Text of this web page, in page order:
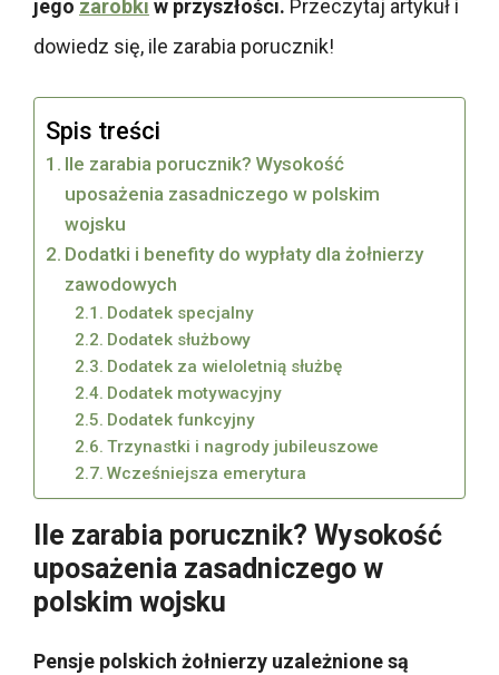
jego zarobki w przyszłości. Przeczytaj artykuł i
dowiedz się, ile zarabia porucznik!
Spis treści
Ile zarabia porucznik? Wysokość
uposażenia zasadniczego w polskim
wojsku
Dodatki i benefity do wypłaty dla żołnierzy
zawodowych
Dodatek specjalny
Dodatek służbowy
Dodatek za wieloletnią służbę
Dodatek motywacyjny
Dodatek funkcyjny
Trzynastki i nagrody jubileuszowe
Wcześniejsza emerytura
Ile zarabia porucznik? Wysokość
uposażenia zasadniczego w
polskim wojsku
Pensje polskich żołnierzy uzależnione są